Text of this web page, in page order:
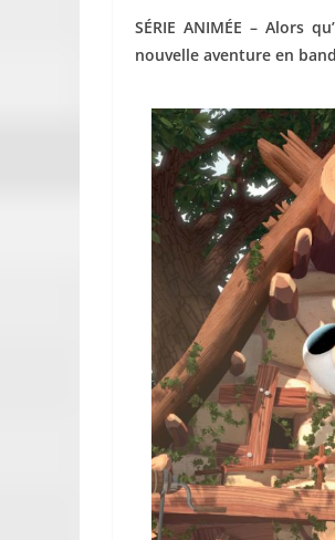
SÉRIE ANIMÉE –Alors
nouvelle aventure en